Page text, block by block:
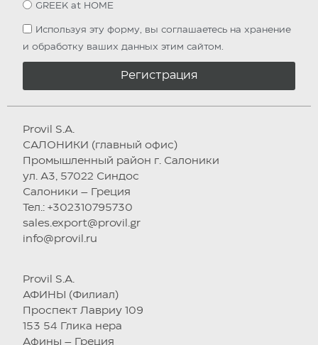
GREEK at HOME
Используя эту форму, вы соглашаетесь на хранение
и обработку ваших данных этим сайтом.
Регистрация
Provil S.A.
САЛОНИКИ (главный офис)
Промышленный район г. Салоники
ул. А3, 57022 Синдос
Салоники – Греция
Тел.: +302310795730
sales.export@provil.gr
info@provil.ru
Provil S.A.
АФИНЫ (Филиал)
Проспект Лавриу 109
153 54 Глика нера
Афины – Греция